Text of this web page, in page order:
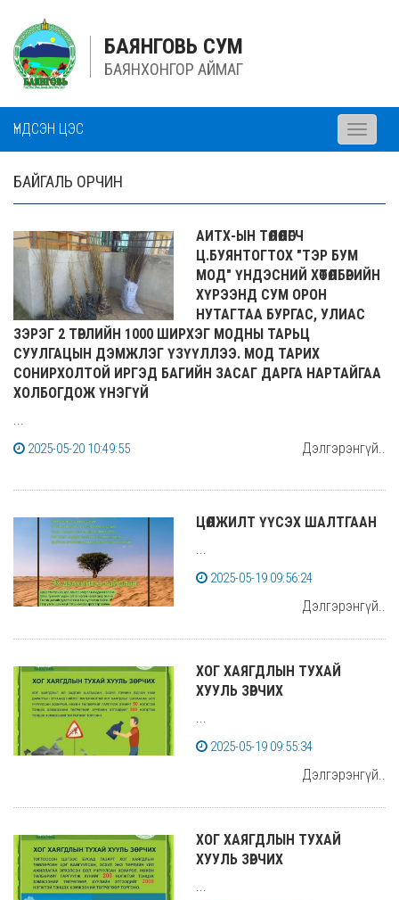
БАЯНГОВЬ СУМ
БАЯНХОНГОР АЙМАГ
ҮНДСЭН ЦЭС
Toggle
БАЙГАЛЬ ОРЧИН
АИТХ-ЫН ТӨЛӨӨЛӨГЧ
Ц.БУЯНТОГТОХ "ТЭР БУМ
МОД" ҮНДЭСНИЙ ХӨТӨЛБӨРИЙН
ХҮРЭЭНД СУМ ОРОН
НУТАГТАА БУРГАС, УЛИАС
ЗЭРЭГ 2 ТӨРЛИЙН 1000 ШИРХЭГ МОДНЫ ТАРЬЦ
СУУЛГАЦЫН ДЭМЖЛЭГ ҮЗҮҮЛЛЭЭ. МОД ТАРИХ
СОНИРХОЛТОЙ ИРГЭД БАГИЙН ЗАСАГ ДАРГА НАРТАЙГАА
ХОЛБОГДОЖ ҮНЭГҮЙ
...
2025-05-20 10:49:55
Дэлгэрэнгүй..
ЦӨЛЖИЛТ ҮҮСЭХ ШАЛТГААН
...
2025-05-19 09:56:24
Дэлгэрэнгүй..
ХОГ ХАЯГДЛЫН ТУХАЙ
ХУУЛЬ ЗӨРЧИХ
...
2025-05-19 09:55:34
Дэлгэрэнгүй..
ХОГ ХАЯГДЛЫН ТУХАЙ
ХУУЛЬ ЗӨРЧИХ
...